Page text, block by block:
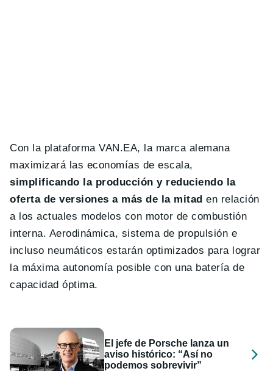
Con la plataforma VAN.EA, la marca alemana
maximizará las economías de escala,
simplificando la producción y reduciendo la
oferta de versiones a más de la mitad en relación
a los actuales modelos con motor de combustión
interna. Aerodinámica, sistema de propulsión e
incluso neumáticos estarán optimizados para lograr
la máxima autonomía posible con una batería de
capacidad óptima.
El jefe de Porsche lanza un
aviso histórico: “Así no
podemos sobrevivir”